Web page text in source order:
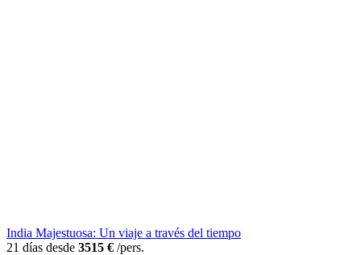
India Majestuosa: Un viaje a través del tiempo
21 días desde 3515 € /pers.